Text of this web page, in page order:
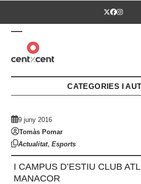
Twitter
Facebook
Open
mobile
menu
Close
mobile
menu
CATEGORIES I
9 juny 2016
Tomàs Pomar
Actualitat,Esports
I CAMPUS D’ESTIU CLUB
MANACOR